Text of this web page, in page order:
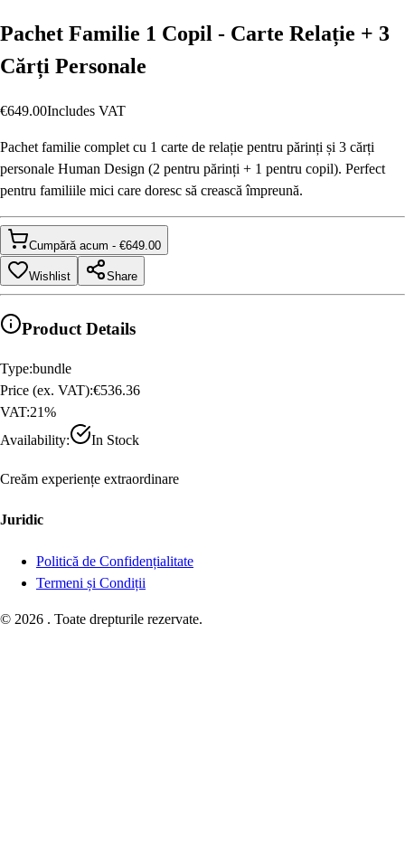
Pachet Familie 1 Copil - Carte Relație + 3
Cărți Personale
€649.00Includes VAT
Pachet familie complet cu 1 carte de relație pentru părinți și 3 cărți
personale Human Design (2 pentru părinți + 1 pentru copil). Perfect
pentru familiile mici care doresc să crească împreună.
Cumpără acum - €649.00
Wishlist Share
Product Details
Type:bundle
Price (ex. VAT):€536.36
VAT:21%
Availability: In Stock
Creăm experiențe extraordinare
Juridic
Politică de Confidențialitate
Termeni și Condiții
© 2026 . Toate drepturile rezervate.